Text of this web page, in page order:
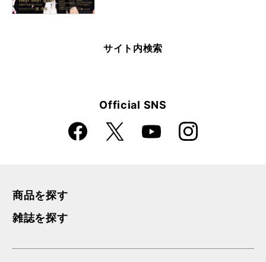
サイト内検索
Official SNS
Faceboo
k
X YouTube Instagra
m
商品を探す
雑誌を探す